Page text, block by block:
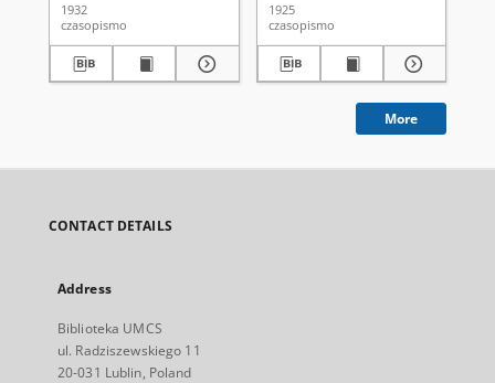
1932
czasopismo
1925
czasopismo
More
CONTACT DETAILS
Address
Biblioteka UMCS
ul. Radziszewskiego 11
20-031 Lublin, Poland